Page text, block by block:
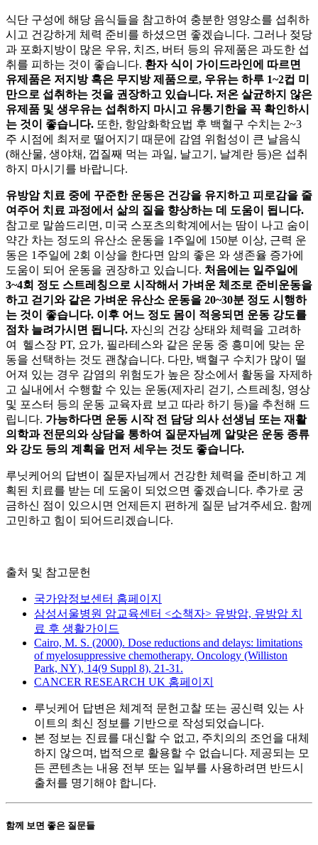
식단 구성에 해당 음식들을 참고하여 충분한 영양소를 섭취하
시고 건강하게 체력 준비를 하셨으면 좋겠습니다. 그러나 젖당
과 포화지방이 많은 우유, 치즈, 버터 등의 유제품은 과도한 섭
취를 피하는 것이 좋습니다. 환자 식이 가이드라인에 따르면
유제품은 저지방 혹은 무지방 제품으로, 우유는 하루 1~2컵 미
만으로 섭취하는 것을 권장하고 있습니다. 저온 살균하지 않은
유제품 및 생우유는 섭취하지 마시고 유통기한을 꼭 확인하시
는 것이 좋습니다. 또한, 항암화학요법 후 백혈구 수치는 2~3
주 시점에 최저로 떨어지기 때문에 감염 위험성이 큰 날음식
(해산물, 생야채, 껍질째 먹는 과일, 날고기, 날계란 등)은 섭취
하지 마시기를 바랍니다.
유방암 치료 중에 꾸준한 운동은 건강을 유지하고 피로감을 줄
여주어 치료 과정에서 삶의 질을 향상하는 데 도움이 됩니다.
참고로 말씀드리면, 미국 스포츠의학계에서는 땀이 나고 숨이
약간 차는 정도의 유산소 운동을 1주일에 150분 이상, 근력 운
동은 1주일에 2회 이상을 한다면 암의 좋은 와 생존율 증가에
도움이 되어 운동을 권장하고 있습니다. 처음에는 일주일에
3~4회 정도 스트레칭으로 시작해서 가벼운 체조로 준비운동을
하고 걷기와 같은 가벼운 유산소 운동을 20~30분 정도 시행하
는 것이 좋습니다. 이후 어느 정도 몸이 적응되면 운동 강도를
점차 늘려가시면 됩니다. 자신의 건강 상태와 체력을 고려하
여 헬스장 PT, 요가, 필라테스와 같은 운동 중 흥미에 맞는 운
동을 선택하는 것도 괜찮습니다. 다만, 백혈구 수치가 많이 떨
어져 있는 경우 감염의 위험도가 높은 장소에서 활동을 자제하
고 실내에서 수행할 수 있는 운동(제자리 걷기, 스트레칭, 영상
및 포스터 등의 운동 교육자료 보고 따라 하기 등)을 추천해 드
립니다. 가능하다면 운동 시작 전 담당 의사 선생님 또는 재활
의학과 전문의와 상담을 통하여 질문자님께 알맞은 운동 종류
와 강도 등의 계획을 먼저 세우는 것도 좋습니다.
루닛케어의 답변이 질문자님께서 건강한 체력을 준비하고 계
획된 치료를 받는 데 도움이 되었으면 좋겠습니다. 추가로 궁
금하신 점이 있으시면 언제든지 편하게 질문 남겨주세요. 함께
고민하고 힘이 되어드리겠습니다.
출처 및 참고문헌
국가암정보센터 홈페이지
삼성서울병원 암교육센터 <소책자> 유방암, 유방암 치
료 후 생활가이드
Cairo, M. S. (2000). Dose reductions and delays: limitations
of myelosuppressive chemotherapy. Oncology (Williston
Park, NY), 14(9 Suppl 8), 21-31.
CANCER RESEARCH UK 홈페이지
루닛케어 답변은 체계적 문헌고찰 또는 공신력 있는 사
이트의 최신 정보를 기반으로 작성되었습니다.
본 정보는 진료를 대신할 수 없고, 주치의의 조언을 대체
하지 않으며, 법적으로 활용할 수 없습니다. 제공되는 모
든 콘텐츠는 내용 전부 또는 일부를 사용하려면 반드시
출처를 명기해야 합니다.
함께 보면 좋은 질문들